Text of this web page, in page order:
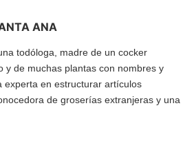
ANA
todóloga, madre de un cocker
y de muchas plantas con nombres y
experta en estructurar artículos
de groserías extranjeras y una